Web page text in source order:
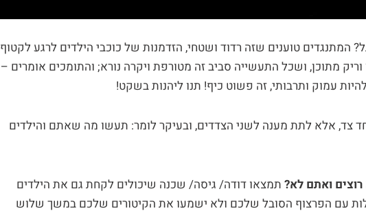
המתנגדים טוענים שזה רדוד ושטחי, הזדמנות של כוכבי הילדים לרגע לקטוף
מתוכן, ושכל התעשייה סביב זה מטורפת ויקרה נורא; והתומכים אומרים –
עמוק ותרבותי, זה פשוט כיף! תנו ליהנות בשקט!
צד, אלא לתת מענה לשני הצדדים, ובעיקר לומר: תעשו מה שאתם והילדים
ואתם לא? תמצאו דודה/ גיסה/ שכנה שיכולים לקחת גם את הילדים
עם הפרצוף הסובל שלכם ולא ישמעו את הקיטורים שלכם במשך שלוש